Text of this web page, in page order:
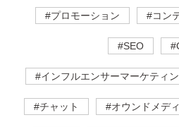
#プロモーション #コン
#SEO
#インフルエンサーマーケティ
#チャット #オウンドメデ